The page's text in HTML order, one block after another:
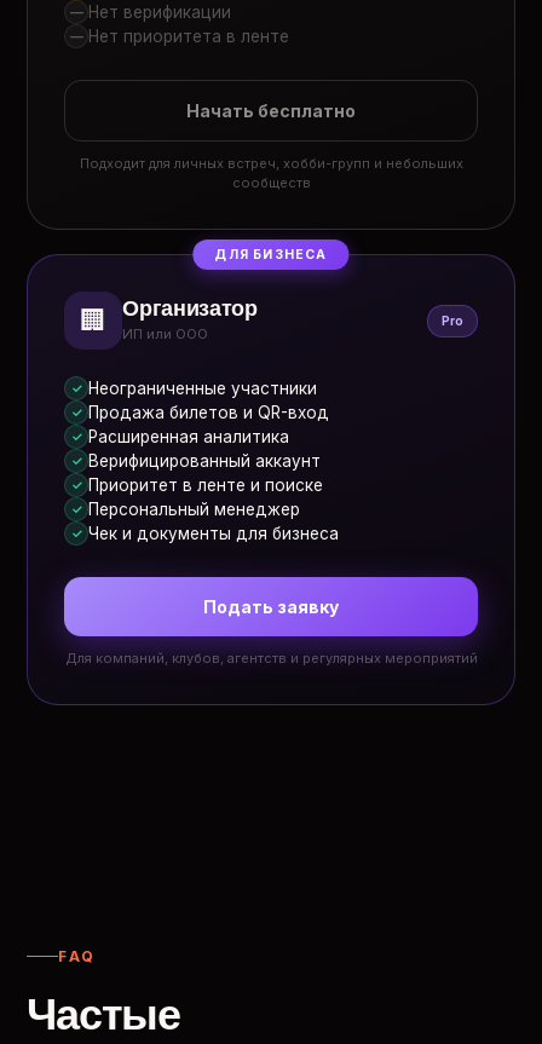
— Нет верификации
— Нет приоритета в ленте
Начать бесплатно
Подходит для личных встреч, хобби-групп и небольших
сообществ
ДЛЯ БИЗНЕСА
🏢 Организатор
ИП или ООО
Pro
✓ Неограниченные участники
✓ Продажа билетов и QR-вход
✓ Расширенная аналитика
✓ Верифицированный аккаунт
✓ Приоритет в ленте и поиске
✓ Персональный менеджер
✓ Чек и документы для бизнеса
Подать заявку
Для компаний, клубов, агентств и регулярных мероприятий
FAQ
Частые